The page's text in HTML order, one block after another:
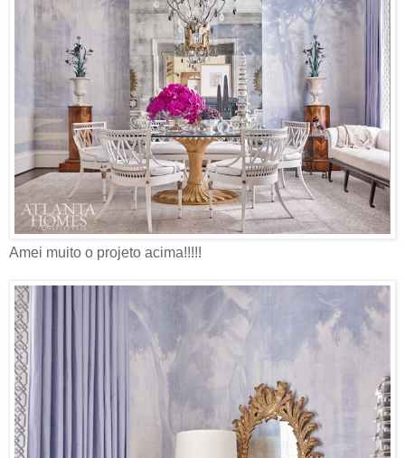
Amei muito o projeto acima!!!!!